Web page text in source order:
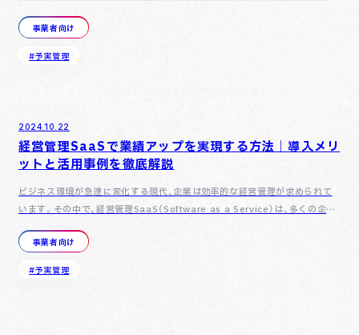
資金繰りの問題にもつながる可能性があります。しかし、このギャ…
事業者向け
#予実管理
2024.10.22
経営管理SaaSで業績アップを実現する方法｜導入メリ
ットと活用事例を徹底解説
ビジネス環境が急速に変化する現代、企業は効率的な経営管理が求められて
います。その中で、経営管理SaaS（Software as a Service）は、多くの企業
が業績アップを実現するための強力なツールとして注目を集めていま…
事業者向け
#予実管理